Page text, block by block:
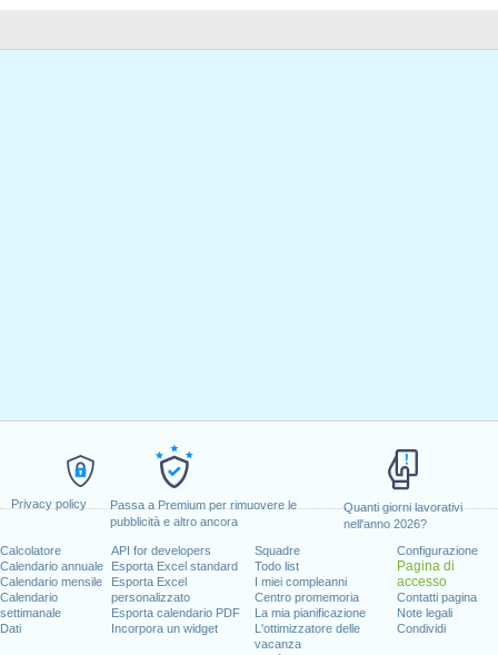
Privacy policy
Passa a Premium per rimuovere le
pubblicità e altro ancora
Quanti giorni lavorativi
nell'anno 2026?
Calcolatore
Calendario annuale
Calendario mensile
Calendario
settimanale
Dati
API for developers
Esporta Excel standard
Esporta Excel
personalizzato
Esporta calendario PDF
Incorpora un widget
Squadre
Todo list
I miei compleanni
Centro promemoria
La mia pianificazione
L'ottimizzatore delle
vacanza
Configurazione
Pagina di
accesso
Contatti pagina
Note legali
Condividi